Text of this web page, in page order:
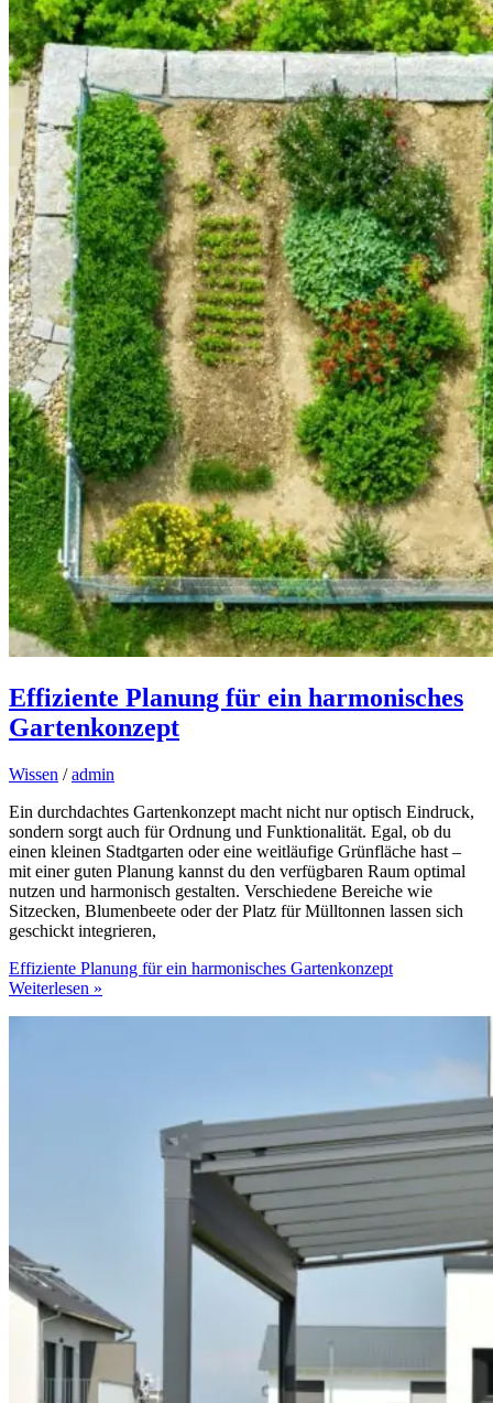
Effiziente Planung für ein harmonisches
Gartenkonzept
Wissen /admin
Ein durchdachtes Gartenkonzept macht nicht nur optisch Eindruck,
sondern sorgt auch für Ordnung und Funktionalität. Egal, ob du
einen kleinen Stadtgarten oder eine weitläufige Grünfläche hast –
mit einer guten Planung kannst du den verfügbaren Raum optimal
nutzen und harmonisch gestalten. Verschiedene Bereiche wie
Sitzecken, Blumenbeete oder der Platz für Mülltonnen lassen sich
geschickt integrieren,
Effiziente Planung für ein harmonisches Gartenkonzept
Weiterlesen »